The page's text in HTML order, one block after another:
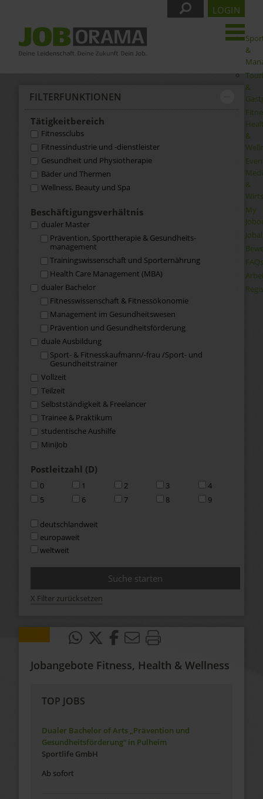
&
&
&
&
My
FAQs
LOGIN
FILTER­FUNKTIONEN
Tätigkeit­bereich
Fitnessclubs
Fitnessindustrie und -dienstleister
Gesundheit und Physiotherapie
Bäder und Thermen
Wellness, Beauty und Spa
Beschäftigungs­verhältnis
dualer Master
Prävention, Sporttherapie & Gesundheits­
management
Trainingswissenschaft und Sporternährung
Health Care Management (MBA)
dualer Bachelor
Fitness­wissenschaft & Fitness­ökonomie
Management im Gesundheits­wesen
Prävention und Gesundheitsförderung
duale Ausbildung
Sport- & Fitness­kaufmann/-frau /Sport- und
Gesundheits­trainer
Vollzeit
Teilzeit
Selbstständigkeit & Freelancer
Trainee & Praktikum
studentische Aushilfe
MiniJob
Postleitzahl (D)
0 1 2 3
4
5
6 7 8 9
deutschlandweit
europaweit
weltweit
X Filter zurücksetzen
Jobangebote Fitness, Health & Wellness
TOP JOBS
Dualer Bachelor of Arts „Prävention und
Gesundheitsförderung“ in Pulheim
Sportlife GmbH
Ab sofort